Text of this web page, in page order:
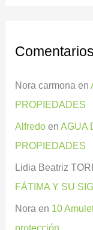
Nora carmona en
PROPIEDADES
Alfredo enAGUA
PROPIEDADES
Lidia Beatriz
FÁTIMA Y SU
Nora en 10
protección